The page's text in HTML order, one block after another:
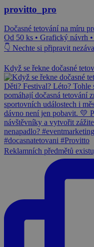
provitto_pro
Dočasné tetování na míru
Od 50 ks • Grafický návrh
👇 Nechte si připravit
Když se řekne dočasné
Reklamních předmětů